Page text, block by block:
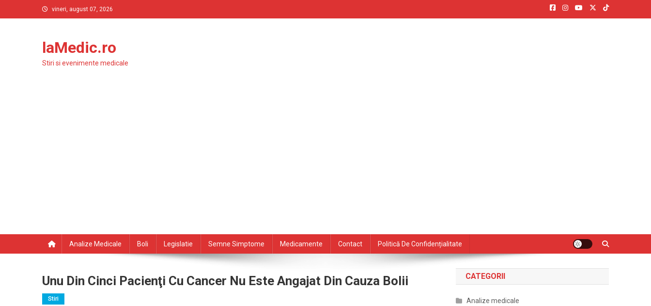
to
vineri, august 07, 2026
laMedic.ro
Stiri si evenimente medicale
Analize Medicale Boli Legislatie Semne Simptome Medicamente Contact Politică De Confidențialitate
Unu Din Cinci Pacienţi Cu Cancer Nu Este Angajat Din Cauza Bolii
Stiri
CATEGORII
Analize medicale